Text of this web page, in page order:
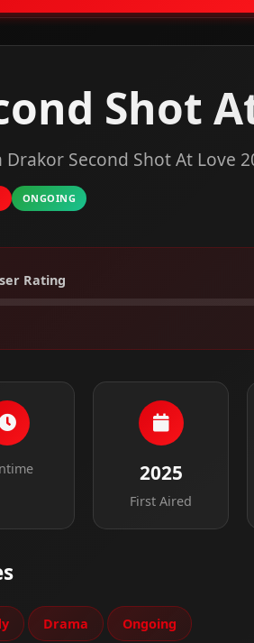
Shot
Second Shot At Love
ONGOING
Rating
2025
First Aired
Drama Ongoing